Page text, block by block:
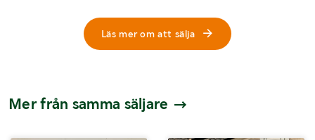
Läs mer om att sälja
Mer från samma säljare